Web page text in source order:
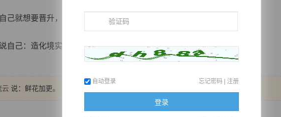
就想要晋升，然而道主说什么都不让。
己：造化境实际上是打基础...
云 说：鲜花加更。 后面还有三更。
推荐在手机上阅读本书
自动登录 忘记密码 | 注册
登录